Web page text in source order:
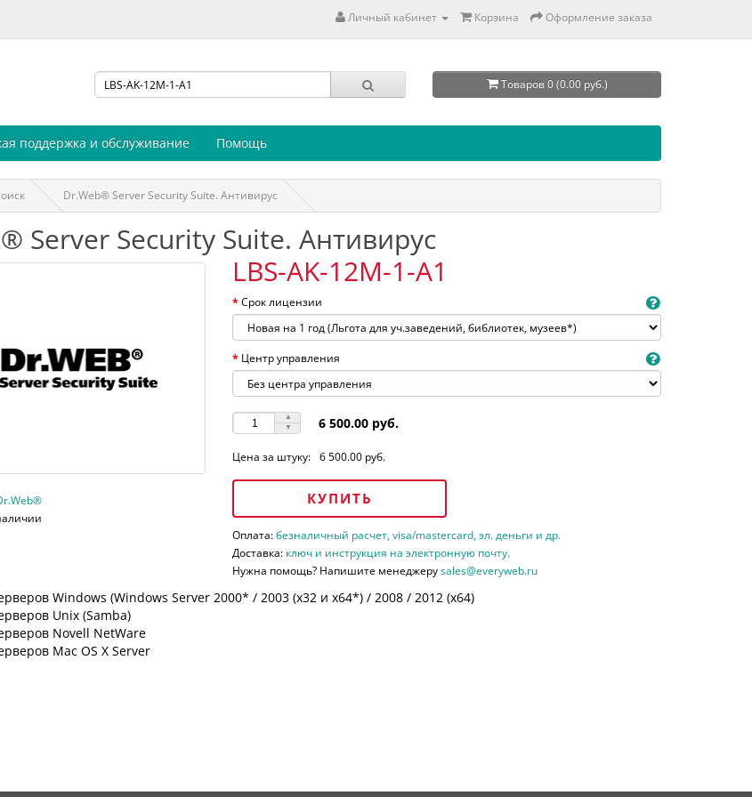
Личный кабинет Корзина Оформление заказа
Товаров 0 (0.00 руб.)
поддержка и обслуживание Помощь
Dr.Web® Server Security Suite. Антивирус
Server Security Suite. Антивирус
LBS-AK-12M-1-A1
Срок лицензии
Центр управления
6 500.00 руб.
Цена за штуку: 6 500.00 руб.
КУПИТЬ
Оплата:безналичный расчет, visa/mastercard, эл. деньги и др.
Доставка: ключ и инструкция на электронную почту.
Нужна помощь? Напишите менеджеруsales@everyweb.ru
Windows (Windows Server 2000* / 2003 (х32 и х64*) / 2008 / 2012 (х64)
Unix (Samba)
Novell NetWare
Mac OS X Server